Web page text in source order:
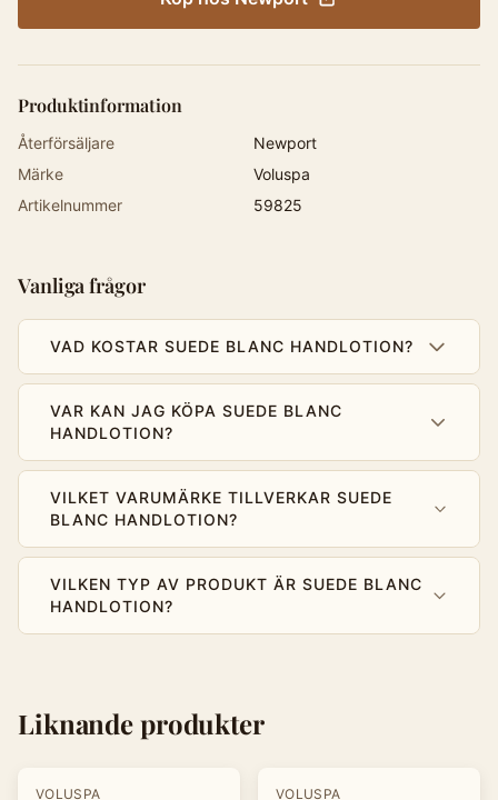
Produktinformation
Återförsäljare
Newport
Märke
Voluspa
Artikelnummer
59825
Vanliga frågor
VAD KOSTAR SUEDE BLANC HANDLOTION?
VAR KAN JAG KÖPA SUEDE BLANC
HANDLOTION?
VILKET VARUMÄRKE TILLVERKAR SUEDE
BLANC HANDLOTION?
VILKEN TYP AV PRODUKT ÄR SUEDE BLANC
HANDLOTION?
Liknande produkter
VOLUSPA VOLUSPA